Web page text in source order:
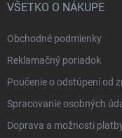
VŠETKO O NÁKUPE
Obchodné podmienky
Reklamačný poriadok
Poučenie o odstúpení od
Spracovanie osobných
Doprava a možnosti